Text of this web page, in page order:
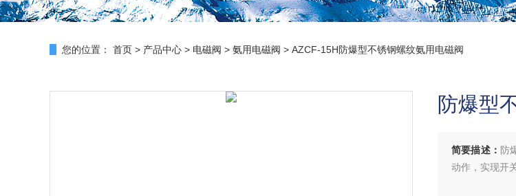
您的位置： 首页 > 产品中心 > 电磁阀 > 氨用电磁阀 > AZCF-15H防爆型不锈钢螺纹氨用电磁阀
防爆型
简要描述： 防
动作，实现开